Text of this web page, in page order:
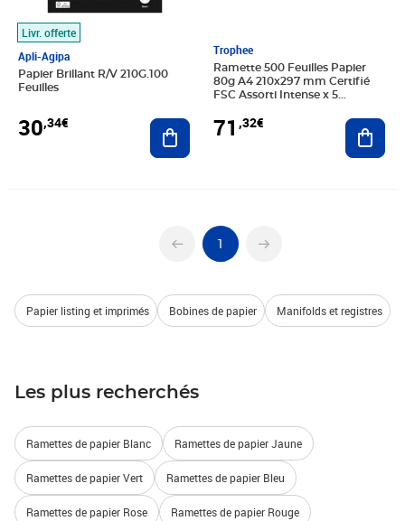
Livr. offerte
Apli-Agipa
Papier Brillant R/V 210G.100
Feuilles
30,34€ Ajouter au panier
Trophee
Ramette 500 Feuilles Papier
80g A4 210x297 mm Certifié
FSC Assorti Intense x 5
71 ,32€
1
Papier listing et imprimés Bobines de papier Manifolds et registres
Les plus recherchés
Ramettes de papier Blanc Ramettes de papier Jaune
Ramettes de papier Vert Ramettes de papier Bleu
Ramettes de papier Rose Ramettes de papier Rouge